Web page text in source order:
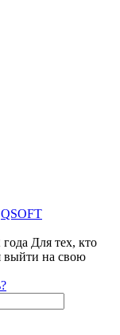
QSOFT
Для тех, кто
выйти на свою